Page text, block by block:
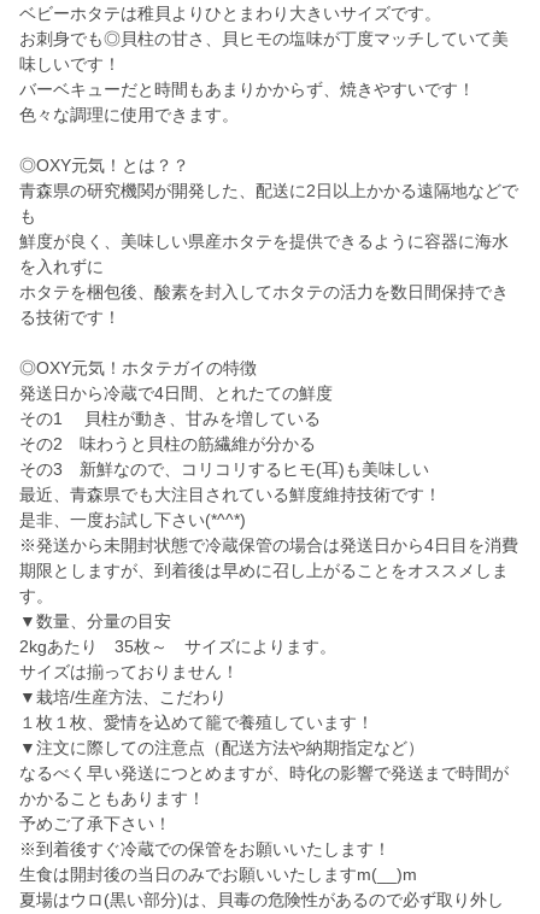
ベビーホタテは稚貝よりひとまわり大きいサイズです。
お刺身でも◎貝柱の甘さ、貝ヒモの塩味が丁度マッチしていて美
味しいです！
バーベキューだと時間もあまりかからず、焼きやすいです！
色々な調理に使用できます。
◎OXY元気！とは？？
青森県の研究機関が開発した、配送に2日以上かかる遠隔地などで
も
鮮度が良く、美味しい県産ホタテを提供できるように容器に海水
を入れずに
ホタテを梱包後、酸素を封入してホタテの活力を数日間保持でき
る技術です！
◎OXY元気！ホタテガイの特徴
発送日から冷蔵で4日間、とれたての鮮度
その1 貝柱が動き、甘みを増している
その2 味わうと貝柱の筋繊維が分かる
その3 新鮮なので、コリコリするヒモ(耳)も美味しい
最近、青森県でも大注目されている鮮度維持技術です！
是非、一度お試し下さい(*^^*)
※発送から未開封状態で冷蔵保管の場合は発送日から4日目を消費
期限としますが、到着後は早めに召し上がることをオススメしま
す。
▼数量、分量の目安
2kgあたり 35枚～ サイズによります。
サイズは揃っておりません！
▼栽培/生産方法、こだわり
１枚１枚、愛情を込めて籠で養殖しています！
▼注文に際しての注意点（配送方法や納期指定など）
なるべく早い発送につとめますが、時化の影響で発送まで時間が
かかることもあります！
予めご了承下さい！
※到着後すぐ冷蔵での保管をお願いいたします！
生食は開封後の当日のみでお願いいたしますm(__)m
夏場はウロ(黒い部分)は、貝毒の危険性があるので必ず取り外し